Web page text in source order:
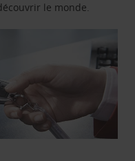
le monde.